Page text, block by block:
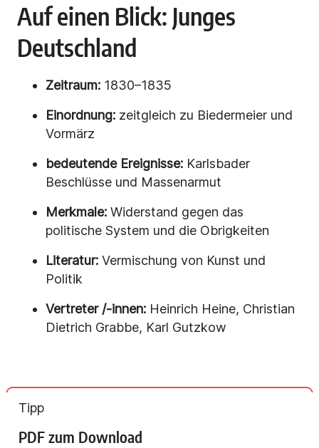
Auf einen Blick: Junges
Deutschland
Zeitraum: 1830–1835
Einordnung: zeitgleich zu Biedermeier und
Vormärz
bedeutende Ereignisse: Karlsbader
Beschlüsse und Massenarmut
Merkmale: Widerstand gegen das
politische System und die Obrigkeiten
Literatur: Vermischung von Kunst und
Politik
Vertreter /-innen: Heinrich Heine, Christian
Dietrich Grabbe, Karl Gutzkow
Tipp
PDF zum Download